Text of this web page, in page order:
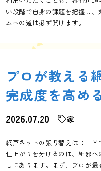
い段階で自身の課題を把握し
ムへの道は必ず開けます。
プロが教える
完成度を高め
2026.07.20 家
網戸ネットの張り替えはＤＩ
仕上がりを分けるのは、細部
しにあります。まず、プロが